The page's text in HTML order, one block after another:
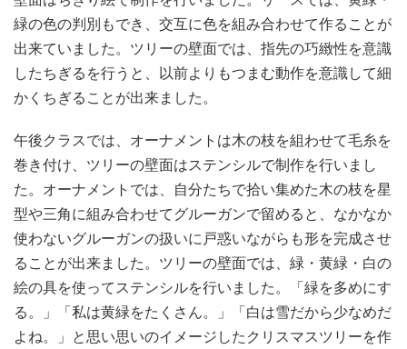
緑の色の判別もでき、交互に色を組み合わせて作ることが
出来ていました。ツリーの壁面では、指先の巧緻性を意識
したちぎるを行うと、以前よりもつまむ動作を意識して細
かくちぎることが出来ました。
午後クラスでは、オーナメントは木の枝を組わせて毛糸を
巻き付け、ツリーの壁面はステンシルで制作を行いまし
た。オーナメントでは、自分たちで拾い集めた木の枝を星
型や三角に組み合わせてグルーガンで留めると、なかなか
使わないグルーガンの扱いに戸惑いながらも形を完成させ
ることが出来ました。ツリーの壁面では、緑・黄緑・白の
絵の具を使ってステンシルを行いました。「緑を多めにす
る。」「私は黄緑をたくさん。」「白は雪だから少なめだ
よね。」と思い思いのイメージしたクリスマスツリーを作